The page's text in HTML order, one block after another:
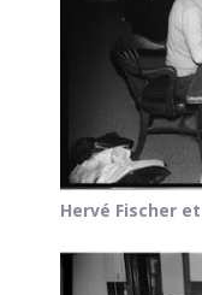
Hervé Fischer